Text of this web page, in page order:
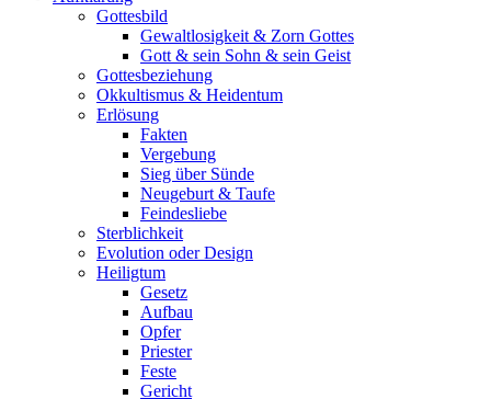
Gottesbild
Gewaltlosigkeit & Zorn Gottes
Gott & sein Sohn & sein Geist
Gottesbeziehung
Okkultismus & Heidentum
Erlösung
Fakten
Vergebung
Sieg über Sünde
Neugeburt & Taufe
Feindesliebe
Sterblichkeit
Evolution oder Design
Heiligtum
Gesetz
Aufbau
Opfer
Priester
Feste
Gericht